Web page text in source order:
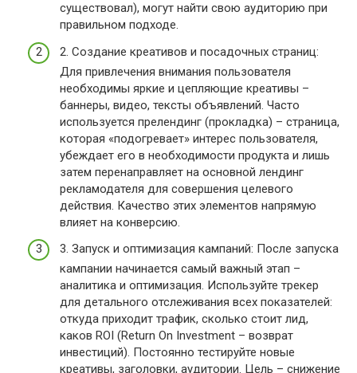
существовал), могут найти свою аудиторию при
правильном подходе.
2. Создание креативов и посадочных страниц:
Для привлечения внимания пользователя
необходимы яркие и цепляющие креативы –
баннеры, видео, тексты объявлений. Часто
используется прелендинг (прокладка) – страница,
которая «подогревает» интерес пользователя,
убеждает его в необходимости продукта и лишь
затем перенаправляет на основной лендинг
рекламодателя для совершения целевого
действия. Качество этих элементов напрямую
влияет на конверсию.
3. Запуск и оптимизация кампаний: После запуска
кампании начинается самый важный этап –
аналитика и оптимизация. Используйте трекер
для детального отслеживания всех показателей:
откуда приходит трафик, сколько стоит лид,
каков ROI (Return On Investment – возврат
инвестиций). Постоянно тестируйте новые
креативы, заголовки, аудитории. Цель – снижение